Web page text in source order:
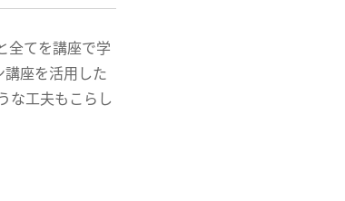
全てを講座で学
講座を活用した
な工夫もこらし